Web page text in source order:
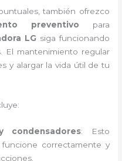
también ofrezco
preventivo para
LG siga funcionando
El mantenimiento regular
y alargar la vida útil de tu
: Esto
correctamente y